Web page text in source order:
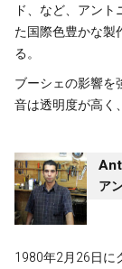
ド、など、アン
た国際色豊かな製
る。
ブーシェの影響を
音は透明度が高く
ア
1980年2月26日に